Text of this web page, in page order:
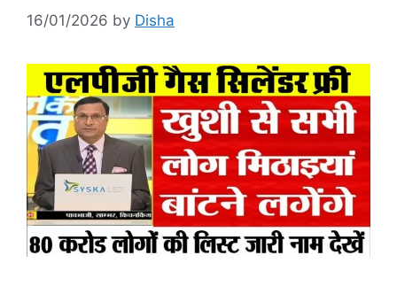
16/01/2026 by Disha